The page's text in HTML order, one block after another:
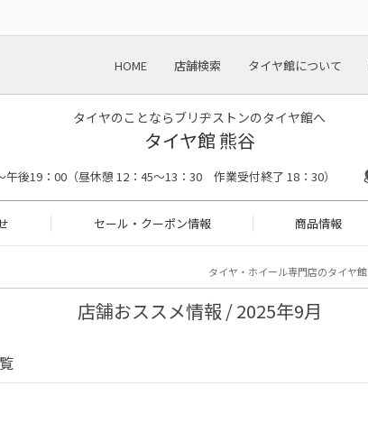
HOME 店舗検索 タイヤ館について
タイヤのことならブリヂストンのタイヤ館へ
タイヤ館 熊谷
午後19：00（昼休憩 12：45～13：30 作業受付終了 18：30）
セール・クーポン情報 商品情報
タイヤ・ホイール専門店のタイヤ館
店舗おススメ情報 / 2025年9月